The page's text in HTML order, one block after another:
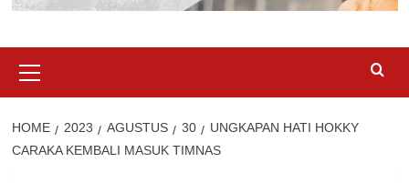
Menu
HOME 2023 AGUSTUS 30
UNGKAPAN HATI HOKKY
CARAKA KEMBALI MASUK TIMNAS